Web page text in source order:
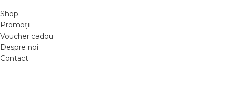
Shop
Promoții
Voucher cadou
Despre noi
Contact